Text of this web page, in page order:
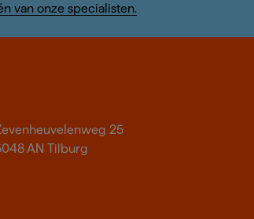
van onze specialisten.
25
AN Tilburg